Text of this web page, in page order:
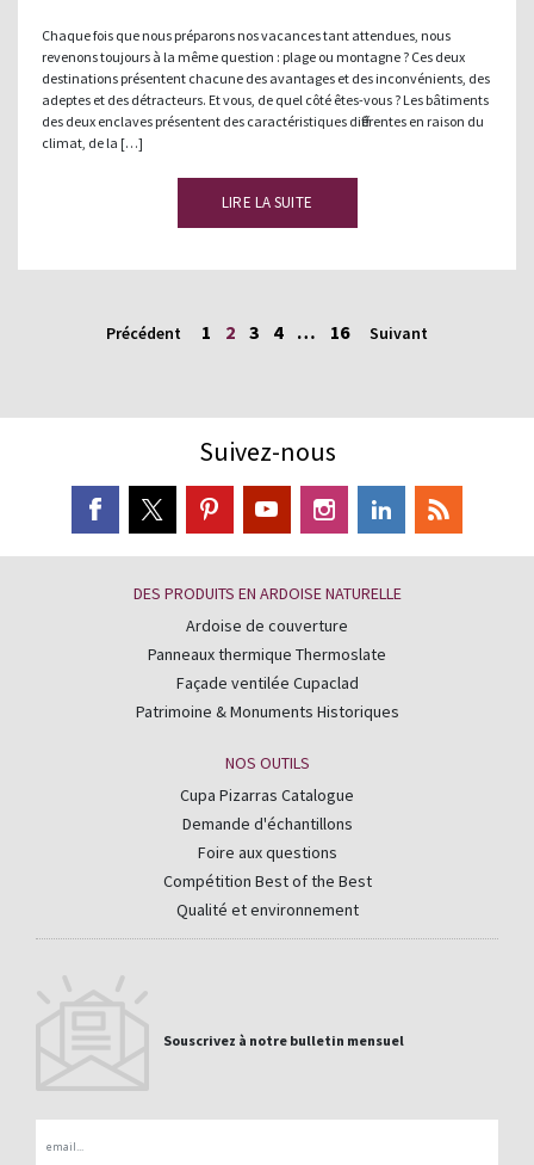
Chaque fois que nous préparons nos vacances tant attendues, nous
revenons toujours à la même question : plage ou montagne ? Ces deux
destinations présentent chacune des avantages et des inconvénients, des
adeptes et des détracteurs. Et vous, de quel côté êtes-vous ? Les bâtiments
des deux enclaves présentent des caractéristiques différentes en raison du
climat, de la […]
LIRE LA SUITE
Précédent 1 2 3 4 … 16 Suivant
Suivez-nous
DES PRODUITS EN ARDOISE NATURELLE
Ardoise de couverture
Panneaux thermique Thermoslate
Façade ventilée Cupaclad
Patrimoine & Monuments Historiques
NOS OUTILS
Cupa Pizarras Catalogue
Demande d'échantillons
Foire aux questions
Compétition Best of the Best
Qualité et environnement
Souscrivez à notre bulletin mensuel